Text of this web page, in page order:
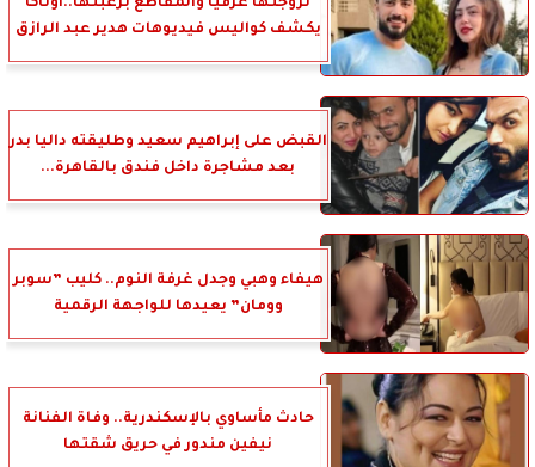
تزوجتها عرفياً والمقاطع برغبتها..أوتاكا
يكشف كواليس فيديوهات هدير عبد الرازق
القبض على إبراهيم سعيد وطليقته داليا بدر
بعد مشاجرة داخل فندق بالقاهرة...
هيفاء وهبي وجدل غرفة النوم.. كليب ”سوبر
وومان” يعيدها للواجهة الرقمية
حادث مأساوي بالإسكندرية.. وفاة الفنانة
نيفين مندور في حريق شقتها